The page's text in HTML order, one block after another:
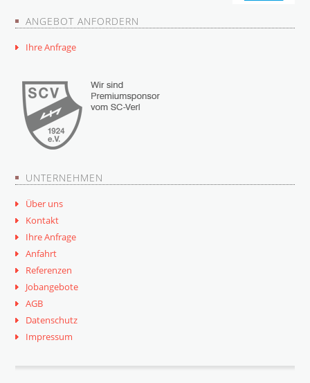
ANGEBOT ANFORDERN
Ihre Anfrage
UNTERNEHMEN
Über uns
Kontakt
Ihre Anfrage
Anfahrt
Referenzen
Jobangebote
AGB
Datenschutz
Impressum